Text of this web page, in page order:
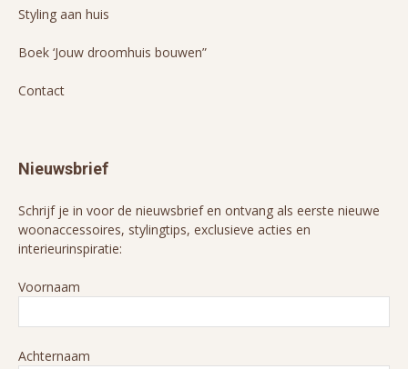
Styling aan huis
Boek ‘Jouw droomhuis bouwen”
Contact
Nieuwsbrief
Schrijf je in voor de nieuwsbrief en ontvang als eerste nieuwe
woonaccessoires, stylingtips, exclusieve acties en
interieurinspiratie:
Voornaam
Achternaam